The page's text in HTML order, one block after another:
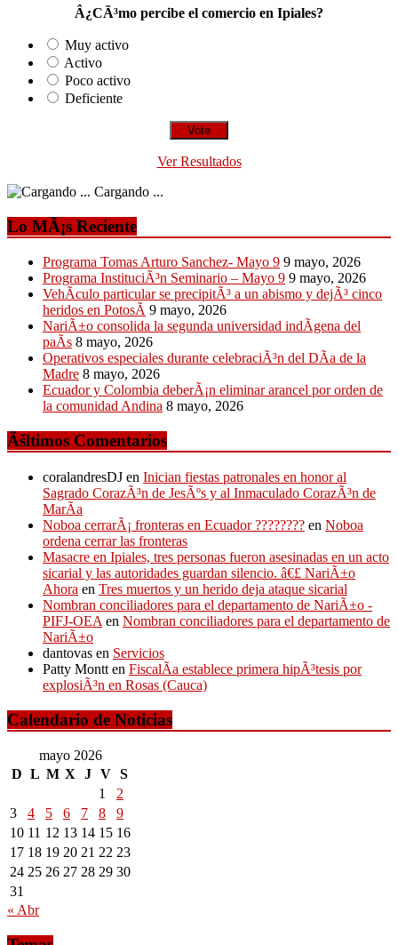
Â¿CÃ³mo percibe el comercio en Ipiales?
Muy activo
Activo
Poco activo
Deficiente
Ver Resultados
Cargando ...
Lo MÃ¡s Reciente
Programa Tomas Arturo Sanchez- Mayo 9 9 mayo, 2026
Programa InstituciÃ³n Seminario – Mayo 9 9 mayo, 2026
VehÃ­culo particular se precipitÃ³ a un abismo y dejÃ³ cinco
heridos en PotosÃ­ 9 mayo, 2026
NariÃ±o consolida la segunda universidad indÃ­gena del
paÃ­s 8 mayo, 2026
Operativos especiales durante celebraciÃ³n del DÃ­a de la
Madre 8 mayo, 2026
Ecuador y Colombia deberÃ¡n eliminar arancel por orden de
la comunidad Andina 8 mayo, 2026
Ãšltimos Comentarios
coralandresDJ en Inician fiestas patronales en honor al
Sagrado CorazÃ³n de JesÃºs y al Inmaculado CorazÃ³n de
MarÃ­a
Noboa cerrarÃ¡ fronteras en Ecuador ???????? en Noboa
ordena cerrar las fronteras
Masacre en Ipiales, tres personas fueron asesinadas en un acto
sicarial y las autoridades guardan silencio. â€£ NariÃ±o
Ahora en Tres muertos y un herido deja ataque sicarial
Nombran conciliadores para el departamento de NariÃ±o -
PIFJ-OEA en Nombran conciliadores para el departamento de
NariÃ±o
dantovas en Servicios
Patty Montt en FiscalÃ­a establece primera hipÃ³tesis por
explosiÃ³n en Rosas (Cauca)
Calendario de Noticias
mayo 2026
D L M X J V S
1
2
3
4 5 6 7 8
9
10 11 12 13 14 15 16
17 18 19 20 21 22 23
24 25 26 27 28 29 30
31
« Abr